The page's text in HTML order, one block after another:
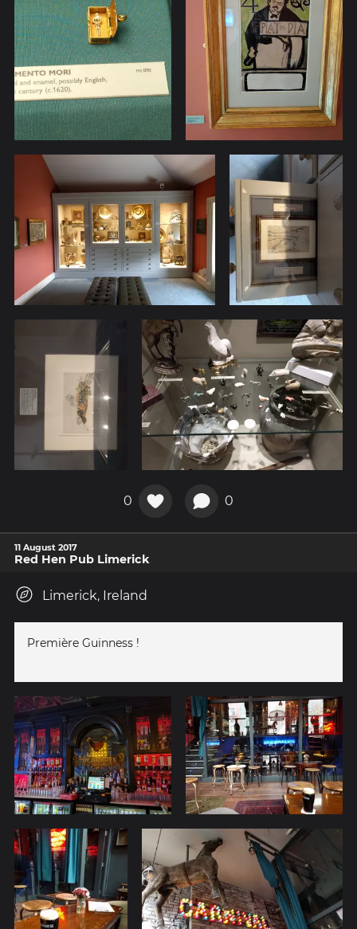
0 0
11 August 2017
Red Hen Pub Limerick
Limerick, Ireland
Première Guinness !